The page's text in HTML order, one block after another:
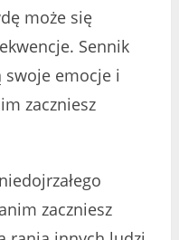
może się
Sennik
emocje i
zaczniesz
zaczniesz